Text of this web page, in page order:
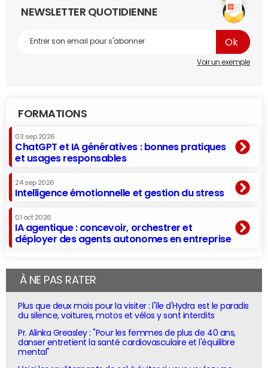
NEWSLETTER QUOTIDIENNE
Voir un exemple
FORMATIONS
03 sep 2026
ChatGPT et IA génératives : bonnes pratiques
et usages responsables
24 sep 2026
Intelligence émotionnelle et gestion du stress
01 oct 2026
IA agentique : concevoir, orchestrer et
déployer des agents autonomes en entreprise
À NE PAS RATER
Plus que deux mois pour la visiter : l'île d'Hydra est le paradis
du silence, voitures, motos et vélos y sont interdits
Pr. Alinka Greasley : "Pour les femmes de plus de 40 ans,
danser entretient la santé cardiovasculaire et l'équilibre
mental"